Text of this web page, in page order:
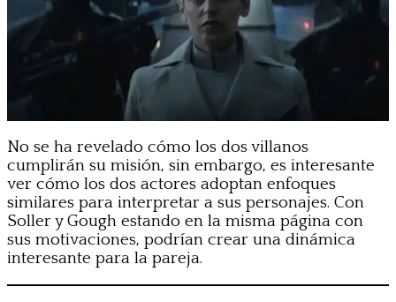
No se ha revelado cómo los dos villanos
cumplirán su misión, sin embargo, es interesante
ver cómo los dos actores adoptan enfoques
similares para interpretar a sus personajes. Con
Soller y Gough estando en la misma página con
sus motivaciones, podrían crear una dinámica
interesante para la pareja.